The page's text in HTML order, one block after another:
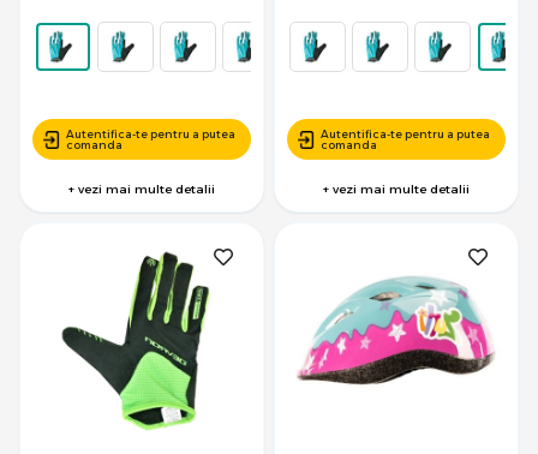
Autentifica-te pentru a putea
comanda
+ vezi mai multe detalii
Autentifica-te pentru a putea
comanda
+ vezi mai multe detalii